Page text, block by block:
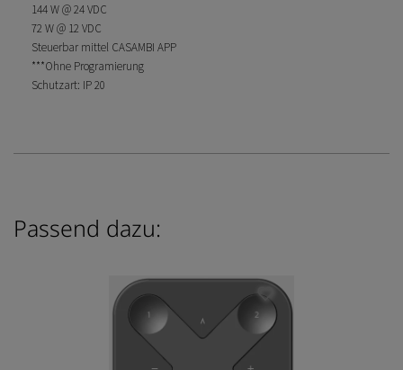
144 W @ 24 VDC
72 W @ 12 VDC
Steuerbar mittel CASAMBI APP
***Ohne Programierung
Schutzart: IP 20
Passend dazu: